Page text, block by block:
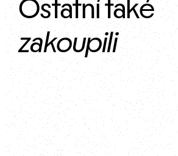
Ostatní také
zakoupili